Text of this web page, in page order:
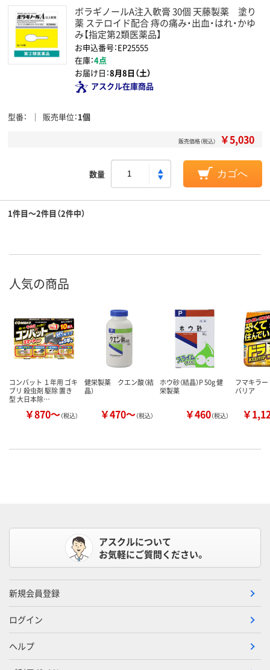
ボラギノールA注入軟膏 30個 天藤製薬 塗り
薬 ステロイド配合 痔の痛み・出血・はれ・かゆ
み【指定第2類医薬品】
お申込番号：EP25555
在庫：4点
お届け日：8月8日（土）
アスクル在庫商品
型番 販売単位 1個
販売価格（税込） ￥5,030
数量 カゴへ
1件目～2件目（2件中）
人気の商品
コンバット １年用 ゴキ
ブリ 殺虫剤 駆除 置き
型 大日本除…
￥870～（税込）
健栄製薬 クエン酸（結
晶）
￥470～（税込）
ホウ砂（結晶）P 50g 健
栄製薬
￥460（税込）
フマキラ
バリア
￥
アスクルについて
お気軽にご質問ください。
新規会員登録
ログイン
ヘルプ